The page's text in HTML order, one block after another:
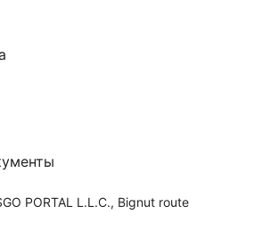
PORTAL L.L.C., Bignut route